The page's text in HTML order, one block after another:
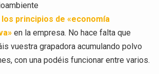
principios de «economía
en la empresa. No hace falta que
vuestra grapadora acumulando polvo
con una podéis funcionar entre varios.